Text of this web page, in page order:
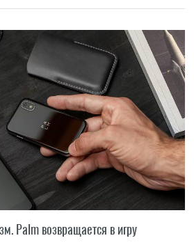
Palm возвращается в игру